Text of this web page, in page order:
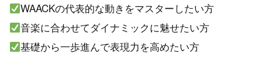
WAACKの代表的な動きをマスターしたい方
音楽に合わせてダイナミックに魅せたい方
基礎から一歩進んで表現力を高めたい方